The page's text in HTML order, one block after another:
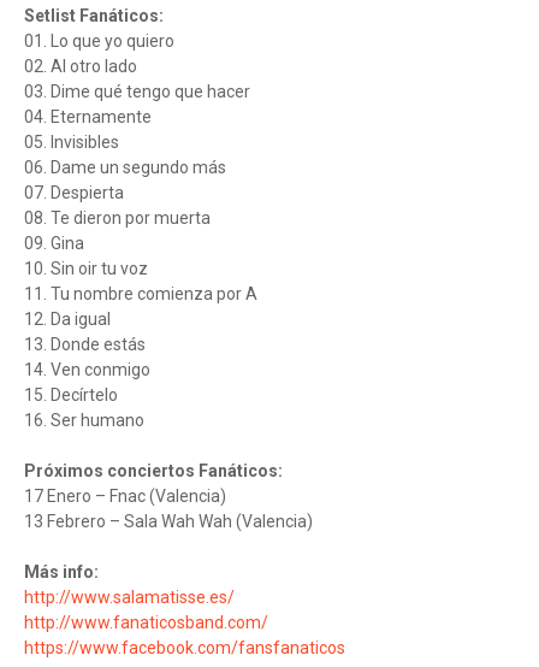
Setlist Fanáticos:
01. Lo que yo quiero
02. Al otro lado
03. Dime qué tengo que hacer
04. Eternamente
05. Invisibles
06. Dame un segundo más
07. Despierta
08. Te dieron por muerta
09. Gina
10. Sin oir tu voz
11. Tu nombre comienza por A
12. Da igual
13. Donde estás
14. Ven conmigo
15. Decírtelo
16. Ser humano
Próximos conciertos Fanáticos:
17 Enero – Fnac (Valencia)
13 Febrero – Sala Wah Wah (Valencia)
Más info:
http://www.salamatisse.es/
http://www.fanaticosband.com/
https://www.facebook.com/fansfanaticos